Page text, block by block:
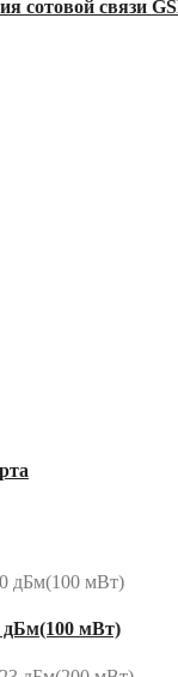
сотовой связи
дБм(100 мВт)